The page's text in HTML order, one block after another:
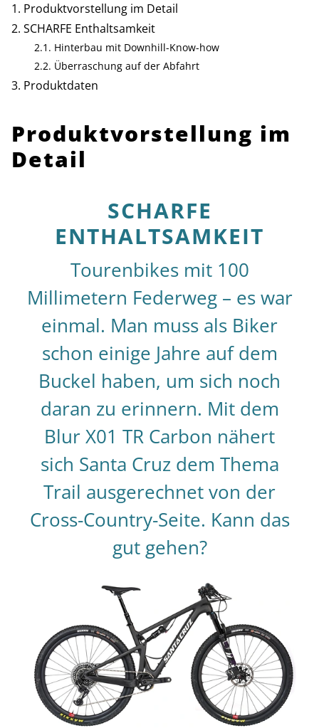
Produktvorstellung im Detail
SCHARFE Enthaltsamkeit
Hinterbau mit Downhill-Know-how
Überraschung auf der Abfahrt
Produktdaten
Produktvorstellung im
Detail
SCHARFE
ENTHALTSAMKEIT
Tourenbikes mit 100
Millimetern Federweg – es war
einmal. Man muss als Biker
schon einige Jahre auf dem
Buckel haben, um sich noch
daran zu erinnern. Mit dem
Blur X01 TR Carbon nähert
sich Santa Cruz dem Thema
Trail ausgerechnet von der
Cross-Country-Seite. Kann das
gut gehen?